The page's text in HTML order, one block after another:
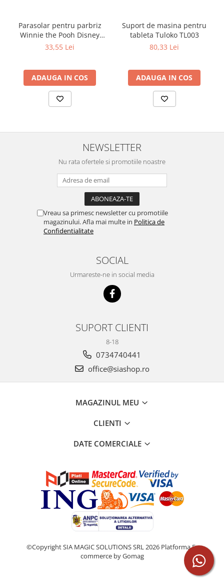
Parasolar pentru parbriz
Winnie the Pooh Disney
Eurasia 26022
33,55 Lei
ADAUGA IN COS
Suport de masina pentru
tableta Tuloko TL003
80,33 Lei
ADAUGA IN COS
NEWSLETTER
Nu rata ofertele si promotiile noastre
Vreau sa primesc newsletter cu promotiile
magazinului. Afla mai multe in Politica de
Confidentialitate
SOCIAL
Urmareste-ne in social media
SUPORT CLIENTI
8-18
0734740441
office@siashop.ro
MAGAZINUL MEU
CLIENTI
DATE COMERCIALE
©Copyright SIA MAGIC SOLUTIONS SRL 2026 Platforma E-
commerce by Gomag